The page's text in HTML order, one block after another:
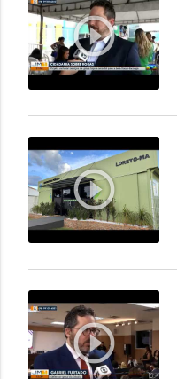
play_circle_outline
play_circle_outline
play_circle_outline